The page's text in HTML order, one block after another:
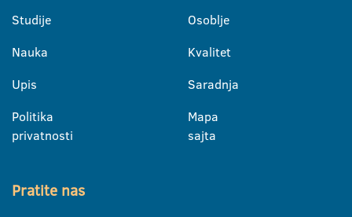
Studije
Nauka
Upis
Politika
privatnosti
Osoblje
Kvalitet
Saradnja
Mapa
sajta
Pratite nas